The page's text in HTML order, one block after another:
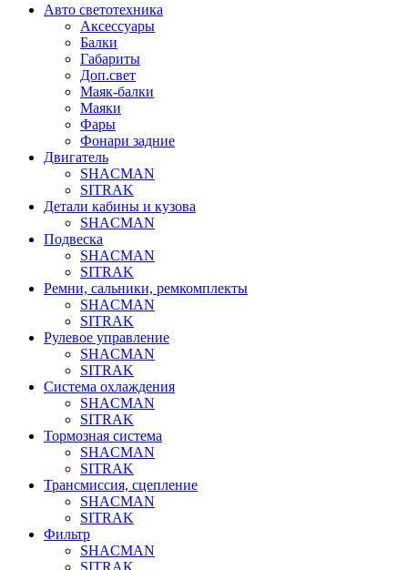
Авто светотехника
Аксессуары
Балки
Габариты
Доп.свет
Маяк-балки
Маяки
Фары
Фонари задние
Двигатель
SHACMAN
SITRAK
Детали кабины и кузова
SHACMAN
Подвеска
SHACMAN
SITRAK
Ремни, сальники, ремкомплекты
SHACMAN
SITRAK
Рулевое управление
SHACMAN
SITRAK
Система охлаждения
SHACMAN
SITRAK
Тормозная система
SHACMAN
SITRAK
Трансмиссия, сцепление
SHACMAN
SITRAK
Фильтр
SHACMAN
SITRAK